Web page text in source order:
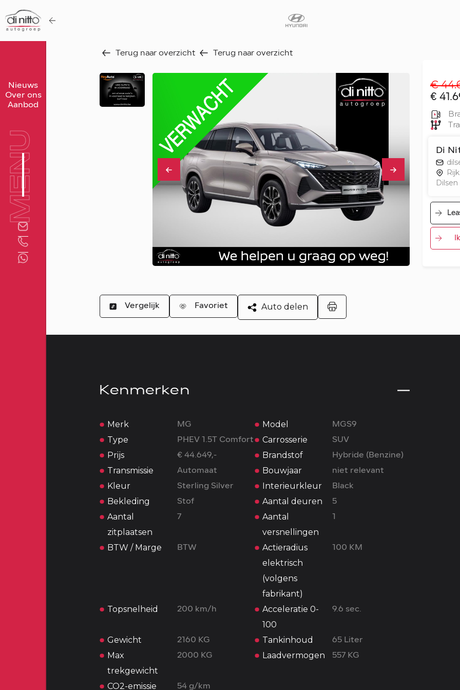
Nieuws
Over ons
Aanbod
MENU
Home
Nieuws
Werken bij
Favorieten
Diensten
Fleet
Autoverhuur
Werkplaats
Contact
Direct contact
Terug naar overzicht Terug naar overzicht
Vergelijk Favoriet Auto delen
Kenmerken
Merk MG Model MGS9
Type PHEV 1.5T Comfort Carrosserie SUV
Prijs € 44.649,- Brandstof Hybride (Benzine)
Transmissie Automaat Bouwjaar niet relevant
Kleur Sterling Silver Interieurkleur Black
Bekleding Stof Aantal deuren 5
Aantal
zitplaatsen
7
Aantal
versnellingen
1
BTW / Marge BTW
Actieradius
elektrisch
(volgens
fabrikant)
100 KM
Topsnelheid 200 km/h
Acceleratie 0-
100
9.6 sec.
Gewicht 2160 KG Tankinhoud 65 Liter
Max
trekgewicht
2000 KG Laadvermogen 557 KG
CO2-emissie 54 g/km
€
€
Di
Dilsen